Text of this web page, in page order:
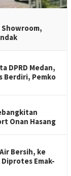
Showroom,
DPRD Medan,
Berdiri, Pemko
Onan Hasang
Bersih, ke
Emak-